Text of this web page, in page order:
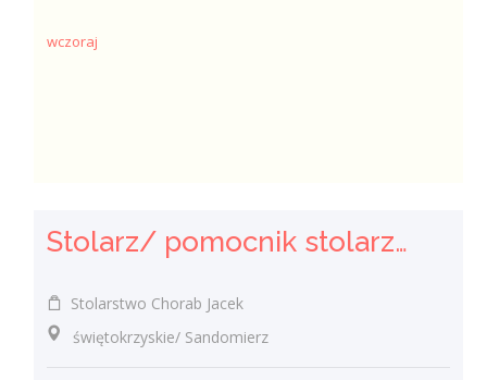
wczoraj
Stolarz/ pomocnik stolarza (k/.m)
Stolarstwo Chorab Jacek
świętokrzyskie/ Sandomierz